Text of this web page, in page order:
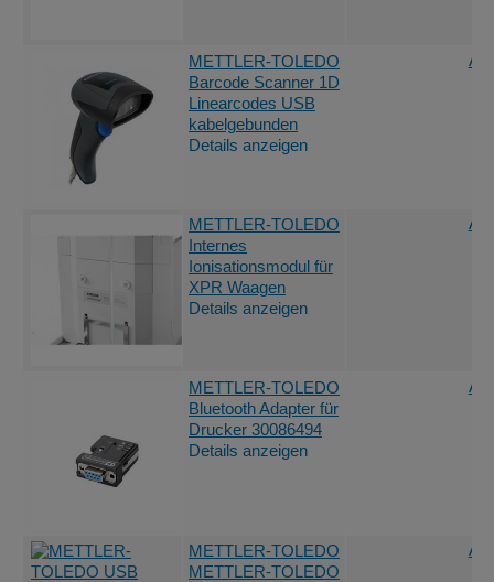
METTLER-TOLEDO
Barcode Scanner 1D
Linearcodes USB
kabelgebunden
Details anzeigen
METTLER-TOLEDO
Internes
Ionisationsmodul für
XPR Waagen
Details anzeigen
METTLER-TOLEDO
Bluetooth Adapter für
Drucker 30086494
Details anzeigen
METTLER-TOLEDO
METTLER-TOLEDO